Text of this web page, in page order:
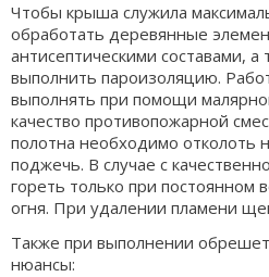
Чтобы крыша служила
обработать деревянные
антисептическими составами, а
выполнить пароизоляцию.
выполнять при помощи
качество противопожарной
полотна необходимо
поджечь. В случае с
гореть только при постоянном
огня. При удалении пламени
Также при выполнении
нюансы: